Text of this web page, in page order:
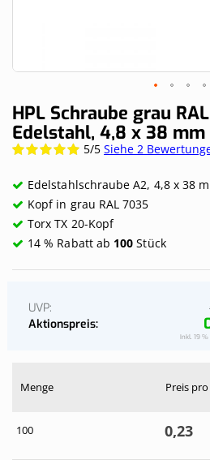
Skip
to
the
beginning
the
gallery
HPL Schraube grau
Edelstahl, 4,8 x 38 mm
Wertung:
5/5 Siehe 2
Edelstahlschraube A2, 4,8 x 38
Kopf in grau RAL 7035
Torx TX 20-Kopf
14 % Rabatt ab 100 Stück
UVP
Aktionspreis
Inkl. 19 %
Menge Preis
100 0,23